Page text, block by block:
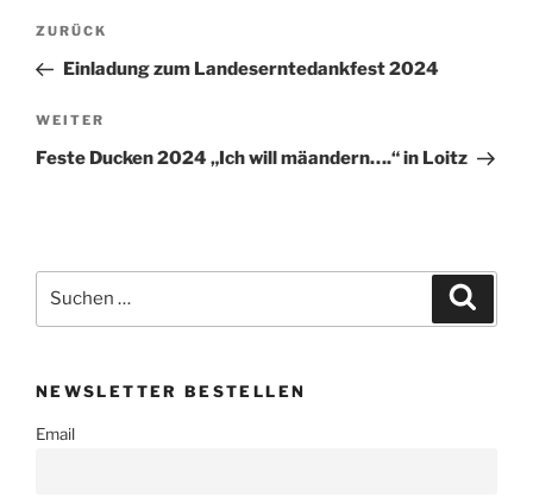
Beitragsnavigation
Vorheriger
Beitrag
ZURÜCK
Einladung zum Landeserntedankfest 2024
Nächster
Beitrag
WEITER
Feste Ducken 2024 „Ich will mäandern….“ in Loitz
nach:
NEWSLETTER BESTELLEN
Email